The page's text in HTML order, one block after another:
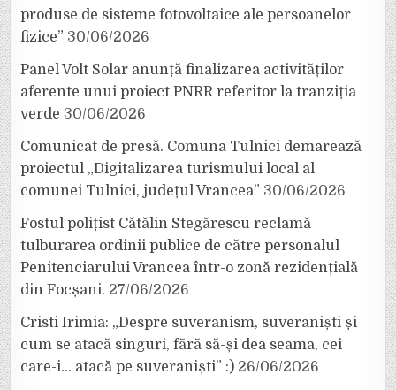
produse de sisteme fotovoltaice ale persoanelor
fizice” 30/06/2026
Panel Volt Solar anunță finalizarea activităților
aferente unui proiect PNRR referitor la tranziția
verde 30/06/2026
Comunicat de presă. Comuna Tulnici demarează
proiectul „Digitalizarea turismului local al
comunei Tulnici, județul Vrancea” 30/06/2026
Fostul polițist Cătălin Stegărescu reclamă
tulburarea ordinii publice de către personalul
Penitenciarului Vrancea într-o zonă rezidențială
din Focșani. 27/06/2026
Cristi Irimia: „Despre suveranism, suveraniști și
cum se atacă singuri, fără să-și dea seama, cei
care-i… atacă pe suveraniști” :) 26/06/2026